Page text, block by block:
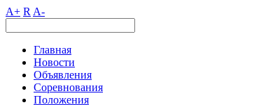
A+ R A-
Главная
Новости
Объявления
Соревнования
Положения